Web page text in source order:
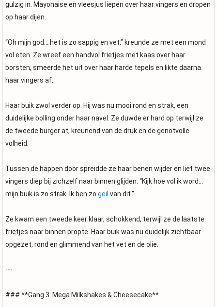
gulzig in. Mayonaise en vleesjus liepen over haar vingers en dropen
op haar dijen.
“Oh mijn god… het is zo sappig en vet,” kreunde ze met een mond
vol eten. Ze wreef een handvol frietjes met kaas over haar
borsten, smeerde het uit over haar harde tepels en likte daarna
haar vingers af.
Haar buik zwol verder op. Hij was nu mooi rond en strak, een
duidelijke bolling onder haar navel. Ze duwde er hard op terwijl ze
de tweede burger at, kreunend van de druk en de genotvolle
volheid.
Tussen de happen door spreidde ze haar benen wijder en liet twee
vingers diep bij zichzelf naar binnen glijden. “Kijk hoe vol ik word…
mijn buik is zo strak. Ik ben zo geil van dit.”
Ze kwam een tweede keer klaar, schokkend, terwijl ze de laatste
frietjes naar binnen propte. Haar buik was nu duidelijk zichtbaar
opgezet, rond en glimmend van het vet en de olie.
---
### **Gang 3: Mega Milkshakes & Cheesecake**